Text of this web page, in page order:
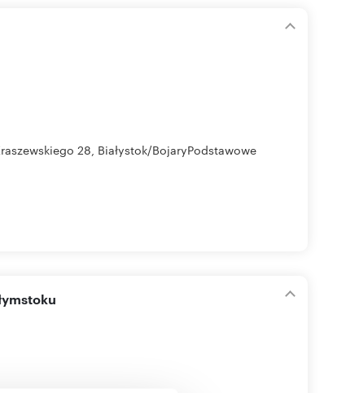
28, Białystok/BojaryPodstawowe